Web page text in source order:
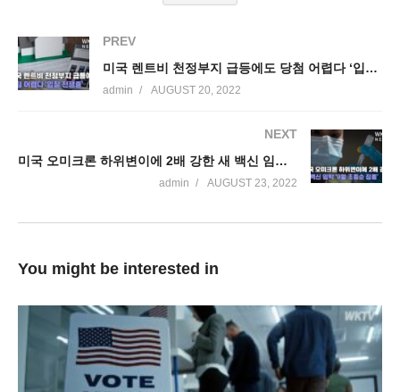
PREV
미국 렌트비 천정부지 급등에도 당첨 어렵다 ‘입찰 전쟁중’
admin AUGUST 20, 2022
NEXT
미국 오미크론 하위변이에 2배 강한 새 백신 임박 ‘9월 초중순 접종’
admin AUGUST 23, 2022
You might be interested in